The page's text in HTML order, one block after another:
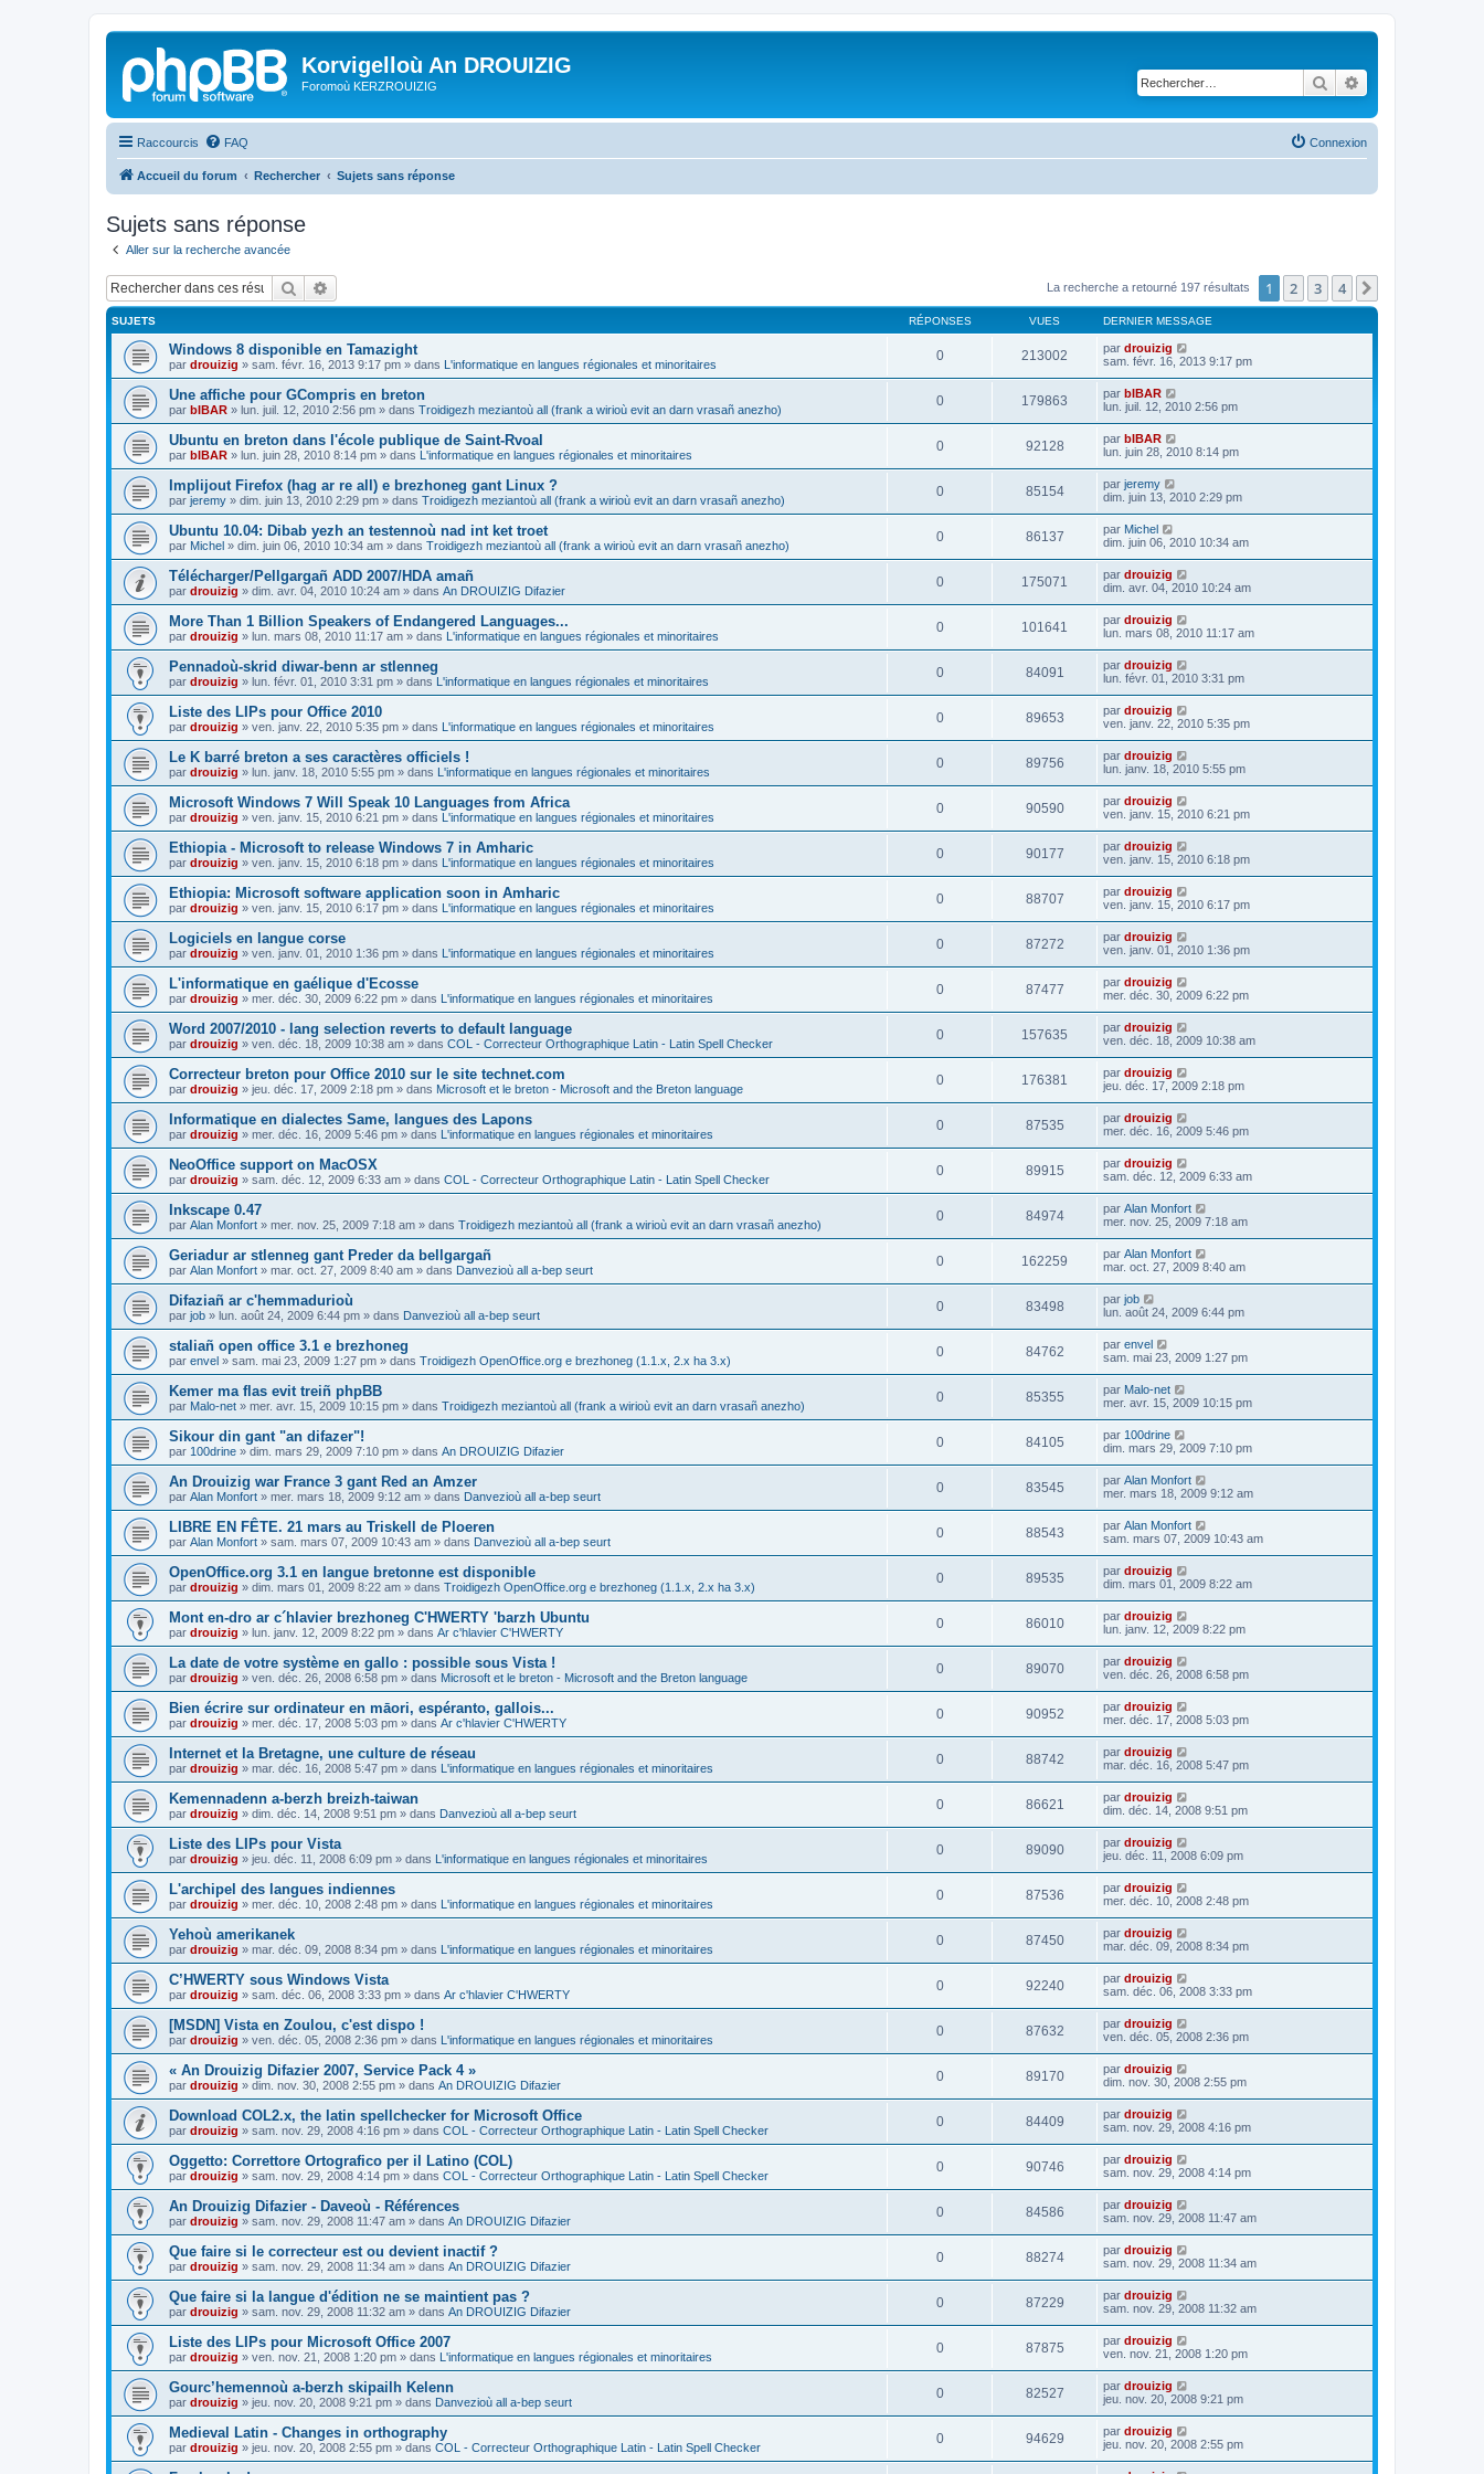
Korvigelloù An DROUIZIG
Foromoù KERZROUIZIG Rechercher
Raccourcis FAQ Connexion
Accueil du forum Rechercher Sujets sans réponse
Sujets sans réponse
Aller sur la recherche avancée
Rechercher La recherche a retourné 197 résultats 1 2 3 4
SUJETS RÉPONSES VUES DERNIER MESSAGE
Windows 8 disponible en Tamazight
par drouizig » sam. févr. 16, 2013 9:17 pm » dans L'informatique en langues régionales et minoritaires
0 213002 par drouizig
sam. févr. 16, 2013 9:17 pm
Une affiche pour GCompris en breton
par bIBAR » lun. juil. 12, 2010 2:56 pm » dans Troidigezh meziantoù all (frank a wirioù evit an darn vrasañ anezho)
0 179863 par bIBAR
lun. juil. 12, 2010 2:56 pm
Ubuntu en breton dans l'école publique de Saint-Rvoal
par bIBAR » lun. juin 28, 2010 8:14 pm » dans L'informatique en langues régionales et minoritaires
0 92128 par bIBAR
lun. juin 28, 2010 8:14 pm
Implijout Firefox (hag ar re all) e brezhoneg gant Linux ?
par jeremy » dim. juin 13, 2010 2:29 pm » dans Troidigezh meziantoù all (frank a wirioù evit an darn vrasañ anezho)
0 85154 par jeremy
dim. juin 13, 2010 2:29 pm
Ubuntu 10.04: Dibab yezh an testennoù nad int ket troet
par Michel » dim. juin 06, 2010 10:34 am » dans Troidigezh meziantoù all (frank a wirioù evit an darn vrasañ anezho)
0 86137 par Michel
dim. juin 06, 2010 10:34 am
Télécharger/Pellgargañ ADD 2007/HDA amañ
par drouizig » dim. avr. 04, 2010 10:24 am » dans An DROUIZIG Difazier
0 175071 par drouizig
dim. avr. 04, 2010 10:24 am
More Than 1 Billion Speakers of Endangered Languages...
par drouizig » lun. mars 08, 2010 11:17 am » dans L'informatique en langues régionales et minoritaires
0 101641 par drouizig
lun. mars 08, 2010 11:17 am
Pennadoù-skrid diwar-benn ar stlenneg
par drouizig » lun. févr. 01, 2010 3:31 pm » dans L'informatique en langues régionales et minoritaires
0 84091 par drouizig
lun. févr. 01, 2010 3:31 pm
Liste des LIPs pour Office 2010
par drouizig » ven. janv. 22, 2010 5:35 pm » dans L'informatique en langues régionales et minoritaires
0 89653 par drouizig
ven. janv. 22, 2010 5:35 pm
Le K barré breton a ses caractères officiels !
par drouizig » lun. janv. 18, 2010 5:55 pm » dans L'informatique en langues régionales et minoritaires
0 89756 par drouizig
lun. janv. 18, 2010 5:55 pm
Microsoft Windows 7 Will Speak 10 Languages from Africa
par drouizig » ven. janv. 15, 2010 6:21 pm » dans L'informatique en langues régionales et minoritaires
0 90590 par drouizig
ven. janv. 15, 2010 6:21 pm
Ethiopia - Microsoft to release Windows 7 in Amharic
par drouizig » ven. janv. 15, 2010 6:18 pm » dans L'informatique en langues régionales et minoritaires
0 90177 par drouizig
ven. janv. 15, 2010 6:18 pm
Ethiopia: Microsoft software application soon in Amharic
par drouizig » ven. janv. 15, 2010 6:17 pm » dans L'informatique en langues régionales et minoritaires
0 88707 par drouizig
ven. janv. 15, 2010 6:17 pm
Logiciels en langue corse
par drouizig » ven. janv. 01, 2010 1:36 pm » dans L'informatique en langues régionales et minoritaires
0 87272 par drouizig
ven. janv. 01, 2010 1:36 pm
L'informatique en gaélique d'Ecosse
par drouizig » mer. déc. 30, 2009 6:22 pm » dans L'informatique en langues régionales et minoritaires
0 87477 par drouizig
mer. déc. 30, 2009 6:22 pm
Word 2007/2010 - lang selection reverts to default language
par drouizig » ven. déc. 18, 2009 10:38 am » dans COL - Correcteur Orthographique Latin - Latin Spell Checker
0 157635 par drouizig
ven. déc. 18, 2009 10:38 am
Correcteur breton pour Office 2010 sur le site technet.com
par drouizig » jeu. déc. 17, 2009 2:18 pm » dans Microsoft et le breton - Microsoft and the Breton language
0 176381 par drouizig
jeu. déc. 17, 2009 2:18 pm
Informatique en dialectes Same, langues des Lapons
par drouizig » mer. déc. 16, 2009 5:46 pm » dans L'informatique en langues régionales et minoritaires
0 87535 par drouizig
mer. déc. 16, 2009 5:46 pm
NeoOffice support on MacOSX
par drouizig » sam. déc. 12, 2009 6:33 am » dans COL - Correcteur Orthographique Latin - Latin Spell Checker
0 89915 par drouizig
sam. déc. 12, 2009 6:33 am
Inkscape 0.47
par Alan Monfort » mer. nov. 25, 2009 7:18 am » dans Troidigezh meziantoù all (frank a wirioù evit an darn vrasañ anezho)
0 84974 par Alan Monfort
mer. nov. 25, 2009 7:18 am
Geriadur ar stlenneg gant Preder da bellgargañ
par Alan Monfort » mar. oct. 27, 2009 8:40 am » dans Danvezioù all a-bep seurt
0 162259 par Alan Monfort
mar. oct. 27, 2009 8:40 am
Difaziañ ar c'hemmadurioù
par job » lun. août 24, 2009 6:44 pm » dans Danvezioù all a-bep seurt
0 83498 par job
lun. août 24, 2009 6:44 pm
staliañ open office 3.1 e brezhoneg
par envel » sam. mai 23, 2009 1:27 pm » dans Troidigezh OpenOffice.org e brezhoneg (1.1.x, 2.x ha 3.x)
0 84762 par envel
sam. mai 23, 2009 1:27 pm
Kemer ma flas evit treiñ phpBB
par Malo-net » mer. avr. 15, 2009 10:15 pm » dans Troidigezh meziantoù all (frank a wirioù evit an darn vrasañ anezho)
0 85355 par Malo-net
mer. avr. 15, 2009 10:15 pm
Sikour din gant "an difazer"!
par 100drine » dim. mars 29, 2009 7:10 pm » dans An DROUIZIG Difazier
0 84105 par 100drine
dim. mars 29, 2009 7:10 pm
An Drouizig war France 3 gant Red an Amzer
par Alan Monfort » mer. mars 18, 2009 9:12 am » dans Danvezioù all a-bep seurt
0 83545 par Alan Monfort
mer. mars 18, 2009 9:12 am
LIBRE EN FÊTE. 21 mars au Triskell de Ploeren
par Alan Monfort » sam. mars 07, 2009 10:43 am » dans Danvezioù all a-bep seurt
0 88543 par Alan Monfort
sam. mars 07, 2009 10:43 am
OpenOffice.org 3.1 en langue bretonne est disponible
par drouizig » dim. mars 01, 2009 8:22 am » dans Troidigezh OpenOffice.org e brezhoneg (1.1.x, 2.x ha 3.x)
0 89535 par drouizig
dim. mars 01, 2009 8:22 am
Mont en-dro ar c´hlavier brezhoneg C'HWERTY 'barzh Ubuntu
par drouizig » lun. janv. 12, 2009 8:22 pm » dans Ar c'hlavier C'HWERTY
0 86010 par drouizig
lun. janv. 12, 2009 8:22 pm
La date de votre système en gallo : possible sous Vista !
par drouizig » ven. déc. 26, 2008 6:58 pm » dans Microsoft et le breton - Microsoft and the Breton language
0 89070 par drouizig
ven. déc. 26, 2008 6:58 pm
Bien écrire sur ordinateur en māori, espéranto, gallois...
par drouizig » mer. déc. 17, 2008 5:03 pm » dans Ar c'hlavier C'HWERTY
0 90952 par drouizig
mer. déc. 17, 2008 5:03 pm
Internet et la Bretagne, une culture de réseau
par drouizig » mar. déc. 16, 2008 5:47 pm » dans L'informatique en langues régionales et minoritaires
0 88742 par drouizig
mar. déc. 16, 2008 5:47 pm
Kemennadenn a-berzh breizh-taiwan
par drouizig » dim. déc. 14, 2008 9:51 pm » dans Danvezioù all a-bep seurt
0 86621 par drouizig
dim. déc. 14, 2008 9:51 pm
Liste des LIPs pour Vista
par drouizig » jeu. déc. 11, 2008 6:09 pm » dans L'informatique en langues régionales et minoritaires
0 89090 par drouizig
jeu. déc. 11, 2008 6:09 pm
L'archipel des langues indiennes
par drouizig » mer. déc. 10, 2008 2:48 pm » dans L'informatique en langues régionales et minoritaires
0 87536 par drouizig
mer. déc. 10, 2008 2:48 pm
Yehoù amerikanek
par drouizig » mar. déc. 09, 2008 8:34 pm » dans L'informatique en langues régionales et minoritaires
0 87450 par drouizig
mar. déc. 09, 2008 8:34 pm
C’HWERTY sous Windows Vista
par drouizig » sam. déc. 06, 2008 3:33 pm » dans Ar c'hlavier C'HWERTY
0 92240 par drouizig
sam. déc. 06, 2008 3:33 pm
[MSDN] Vista en Zoulou, c'est dispo !
par drouizig » ven. déc. 05, 2008 2:36 pm » dans L'informatique en langues régionales et minoritaires
0 87632 par drouizig
ven. déc. 05, 2008 2:36 pm
« An Drouizig Difazier 2007, Service Pack 4 »
par drouizig » dim. nov. 30, 2008 2:55 pm » dans An DROUIZIG Difazier
0 89170 par drouizig
dim. nov. 30, 2008 2:55 pm
Download COL2.x, the latin spellchecker for Microsoft Office
par drouizig » sam. nov. 29, 2008 4:16 pm » dans COL - Correcteur Orthographique Latin - Latin Spell Checker
0 84409 par drouizig
sam. nov. 29, 2008 4:16 pm
Oggetto: Correttore Ortografico per il Latino (COL)
par drouizig » sam. nov. 29, 2008 4:14 pm » dans COL - Correcteur Orthographique Latin - Latin Spell Checker
0 90746 par drouizig
sam. nov. 29, 2008 4:14 pm
An Drouizig Difazier - Daveoù - Références
par drouizig » sam. nov. 29, 2008 11:47 am » dans An DROUIZIG Difazier
0 84586 par drouizig
sam. nov. 29, 2008 11:47 am
Que faire si le correcteur est ou devient inactif ?
par drouizig » sam. nov. 29, 2008 11:34 am » dans An DROUIZIG Difazier
0 88274 par drouizig
sam. nov. 29, 2008 11:34 am
Que faire si la langue d'édition ne se maintient pas ?
par drouizig » sam. nov. 29, 2008 11:32 am » dans An DROUIZIG Difazier
0 87229 par drouizig
sam. nov. 29, 2008 11:32 am
Liste des LIPs pour Microsoft Office 2007
par drouizig » ven. nov. 21, 2008 1:20 pm » dans L'informatique en langues régionales et minoritaires
0 87875 par drouizig
ven. nov. 21, 2008 1:20 pm
Gourc’hemennoù a-berzh skipailh Kelenn
par drouizig » jeu. nov. 20, 2008 9:21 pm » dans Danvezioù all a-bep seurt
0 82527 par drouizig
jeu. nov. 20, 2008 9:21 pm
Medieval Latin - Changes in orthography
par drouizig » jeu. nov. 20, 2008 2:55 pm » dans COL - Correcteur Orthographique Latin - Latin Spell Checker
0 94629 par drouizig
jeu. nov. 20, 2008 2:55 pm